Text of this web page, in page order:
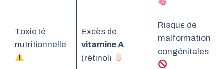
Toxicité
nutritionnelle
Excès de
vitamine A
(rétinol)
Risque de
malformations
congénitales